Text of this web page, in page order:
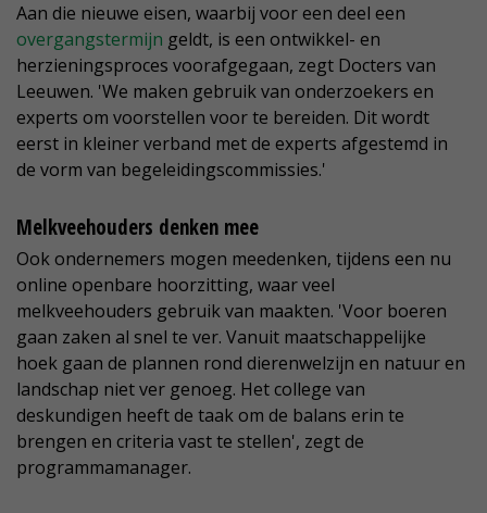
Aan die nieuwe eisen, waarbij voor een deel een
overgangstermijn geldt, is een ontwikkel- en
herzieningsproces voorafgegaan, zegt Docters van
Leeuwen. 'We maken gebruik van onderzoekers en
experts om voorstellen voor te bereiden. Dit wordt
eerst in kleiner verband met de experts afgestemd in
de vorm van begeleidingscommissies.'
Melkveehouders denken mee
Ook ondernemers mogen meedenken, tijdens een nu
online openbare hoorzitting, waar veel
melkveehouders gebruik van maakten. 'Voor boeren
gaan zaken al snel te ver. Vanuit maatschappelijke
hoek gaan de plannen rond dierenwelzijn en natuur en
landschap niet ver genoeg. Het college van
deskundigen heeft de taak om de balans erin te
brengen en criteria vast te stellen', zegt de
programmamanager.